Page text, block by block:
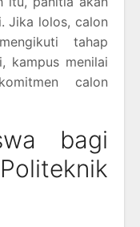
Jika lolos, calon
tahap
kampus menilai
calon
bagi